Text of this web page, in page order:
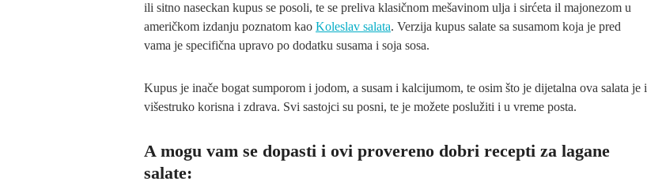
ili sitno naseckan kupus se posoli, te se preliva klasičnom mešavinom ulja i sirćeta il majonezom u
američkom izdanju poznatom kao Koleslav salata. Verzija kupus salate sa susamom koja je pred
vama je specifična upravo po dodatku susama i soja sosa.
Kupus je inače bogat sumporom i jodom, a susam i kalcijumom, te osim što je dijetalna ova salata je i
višestruko korisna i zdrava. Svi sastojci su posni, te je možete poslužiti i u vreme posta.
A mogu vam se dopasti i ovi provereno dobri recepti za lagane
salate: